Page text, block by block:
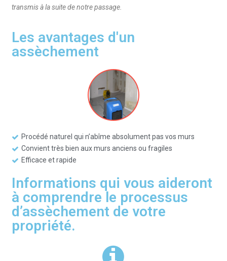
transmis à la suite de notre passage.
Les avantages d'un
assèchement
Procédé naturel qui n’abîme absolument pas vos murs
Convient très bien aux murs anciens ou fragiles
Efficace et rapide
Informations qui vous aideront
à comprendre le processus
d’assèchement de votre
propriété.